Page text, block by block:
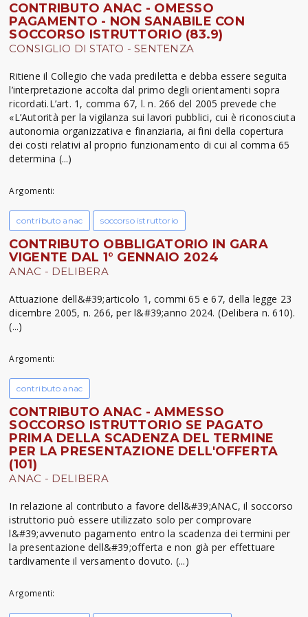
CONTRIBUTO ANAC - OMESSO
PAGAMENTO - NON SANABILE CON
SOCCORSO ISTRUTTORIO (83.9)
CONSIGLIO DI STATO - SENTENZA
Ritiene il Collegio che vada prediletta e debba essere seguita
l’interpretazione accolta dal primo degli orientamenti sopra
ricordati.L’art. 1, comma 67, l. n. 266 del 2005 prevede che
«L’Autorità per la vigilanza sui lavori pubblici, cui è riconosciuta
autonomia organizzativa e finanziaria, ai fini della copertura
dei costi relativi al proprio funzionamento di cui al comma 65
determina (...)
Argomenti:
contributo anac soccorso istruttorio
CONTRIBUTO OBBLIGATORIO IN GARA
VIGENTE DAL 1° GENNAIO 2024
ANAC - DELIBERA
Attuazione dell&#39;articolo 1, commi 65 e 67, della legge 23
dicembre 2005, n. 266, per l&#39;anno 2024. (Delibera n. 610).
(...)
Argomenti:
contributo anac
CONTRIBUTO ANAC - AMMESSO
SOCCORSO ISTRUTTORIO SE PAGATO
PRIMA DELLA SCADENZA DEL TERMINE
PER LA PRESENTAZIONE DELL'OFFERTA
(101)
ANAC - DELIBERA
In relazione al contributo a favore dell&#39;ANAC, il soccorso
istruttorio può essere utilizzato solo per comprovare
l&#39;avvenuto pagamento entro la scadenza dei termini per
la presentazione dell&#39;offerta e non già per effettuare
tardivamente il versamento dovuto. (...)
Argomenti: